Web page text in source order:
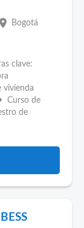
place Bogotá
clave:
vivienda
Curso de
de